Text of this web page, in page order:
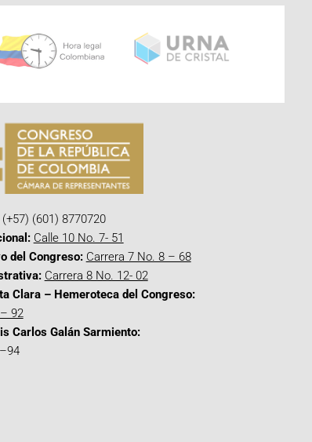
(601) 8770720
Calle 10 No. 7- 51
del Congreso: Carrera 7 No. 8 – 68
Carrera 8 No. 12- 02
Clara – Hemeroteca del Congreso:
92
Carlos Galán Sarmiento: